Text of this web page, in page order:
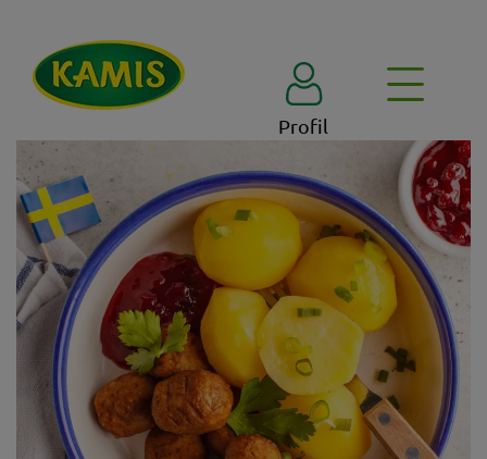
Profil